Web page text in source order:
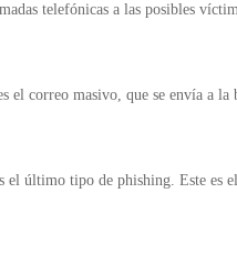
telefónicas a las posibles
el correo masivo, que se envía a
el último tipo de phishing. Este es